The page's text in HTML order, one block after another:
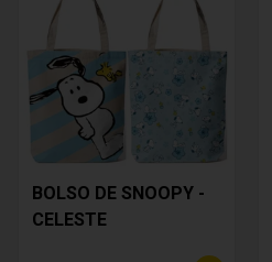
BOLSO DE SNOOPY -
CELESTE